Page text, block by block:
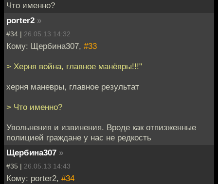
Что именно?
porter2 »
#34 | 26.05.13 14:32
Кому: Щербина307, #33
> Херня война, главное манёвры!!!"
херня маневры, главное результат
> Что именно?
Увольнения и извинения. Вроде как отпизженные
полицией граждане у нас не редкость
Щербина307 »
#35 | 26.05.13 14:43
Кому: porter2, #34